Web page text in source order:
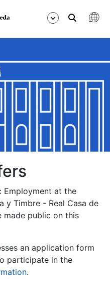
Employment at the
y Timbre - Real Casa de
made public on this
an application form
participate in the
.